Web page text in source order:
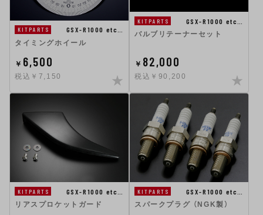
KITPARTS
GSX-R1000 etc…
タイミングホイール
￥ 6,500
税込￥7,150
KITPARTS
GSX-R1000 etc…
バルブリテーナーセット
￥ 82,000
税込￥90,200
KITPARTS
GSX-R1000 etc…
リアスプロケットガード
KITPARTS
GSX-R1000 etc…
スパークプラグ （NGK製）